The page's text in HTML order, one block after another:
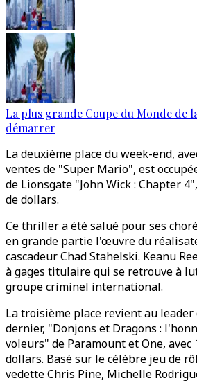
La plus grande Coupe du Monde de
démarrer
La deuxième place du week-end,
ventes de "Super Mario", est
de Lionsgate "John Wick : Chapter
de dollars.
Ce thriller a été salué pour ses
en grande partie l'œuvre du
cascadeur Chad Stahelski. Keanu
à gages titulaire qui se retrouve à
groupe criminel international.
La troisième place revient au leader
dernier, "Donjons et Dragons :
voleurs" de Paramount et One, avec
dollars. Basé sur le célèbre jeu de
vedette Chris Pine, Michelle